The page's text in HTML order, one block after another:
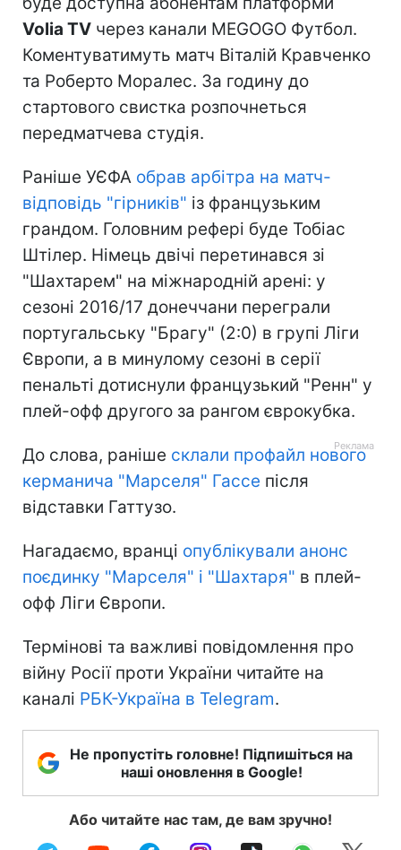
Volia TV через канали MEGOGO Футбол.
Коментуватимуть матч Віталій Кравченко
та Роберто Моралес. За годину до
стартового свистка розпочнеться
передматчева студія.
Раніше УЄФА обрав арбітра на матч-
відповідь "гірників" із французьким
грандом. Головним рефері буде Тобіас
Штілер. Німець двічі перетинався зі
"Шахтарем" на міжнародній арені: у
сезоні 2016/17 донеччани переграли
португальську "Брагу" (2:0) в групі Ліги
Європи, а в минулому сезоні в серії
пенальті дотиснули французький "Ренн" у
плей-офф другого за рангом єврокубка.
До слова, раніше склали профайл нового
керманича "Марселя" Гассе після
відставки Гаттузо.
Нагадаємо, вранці опублікували анонс
поєдинку "Марселя" і "Шахтаря" в плей-
офф Ліги Європи.
Термінові та важливі повідомлення про
війну Росії проти України читайте на
каналі РБК-Україна в Telegram.
Не пропустіть головне! Підпишіться на
наші оновлення в Google!
Або читайте нас там, де вам зручно!